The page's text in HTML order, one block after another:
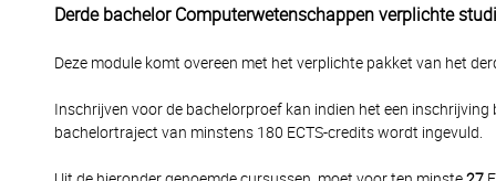
Derde bachelor Computerwetenschappen verplichte
Deze module komt overeen met het verplichte pakket van het
Inschrijven voor de bachelorproef kan indien het een
bachelortraject van minstens 180 ECTS-credits wordt ingevuld.